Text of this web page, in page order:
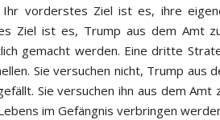
Ihr vorderstes Ziel ist es, ihre
Ziel ist es, Trump aus dem Amt
gemacht werden. Eine dritte
Sie versuchen nicht, Trump aus
Sie versuchen ihn aus dem
im Gefängnis verbringen